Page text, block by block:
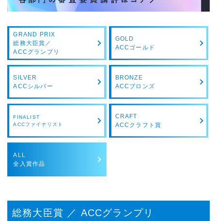
GRAND PRIX
総務大臣賞／
ACCグランプリ
GOLD
ACCゴールド
SILVER
ACCシルバー
BRONZE
ACCブロンズ
FINALIST
ACCファイナリスト
CRAFT
ACCクラフト賞
ALL
全入賞作品
総務大臣賞 ／ ACCグランプリ